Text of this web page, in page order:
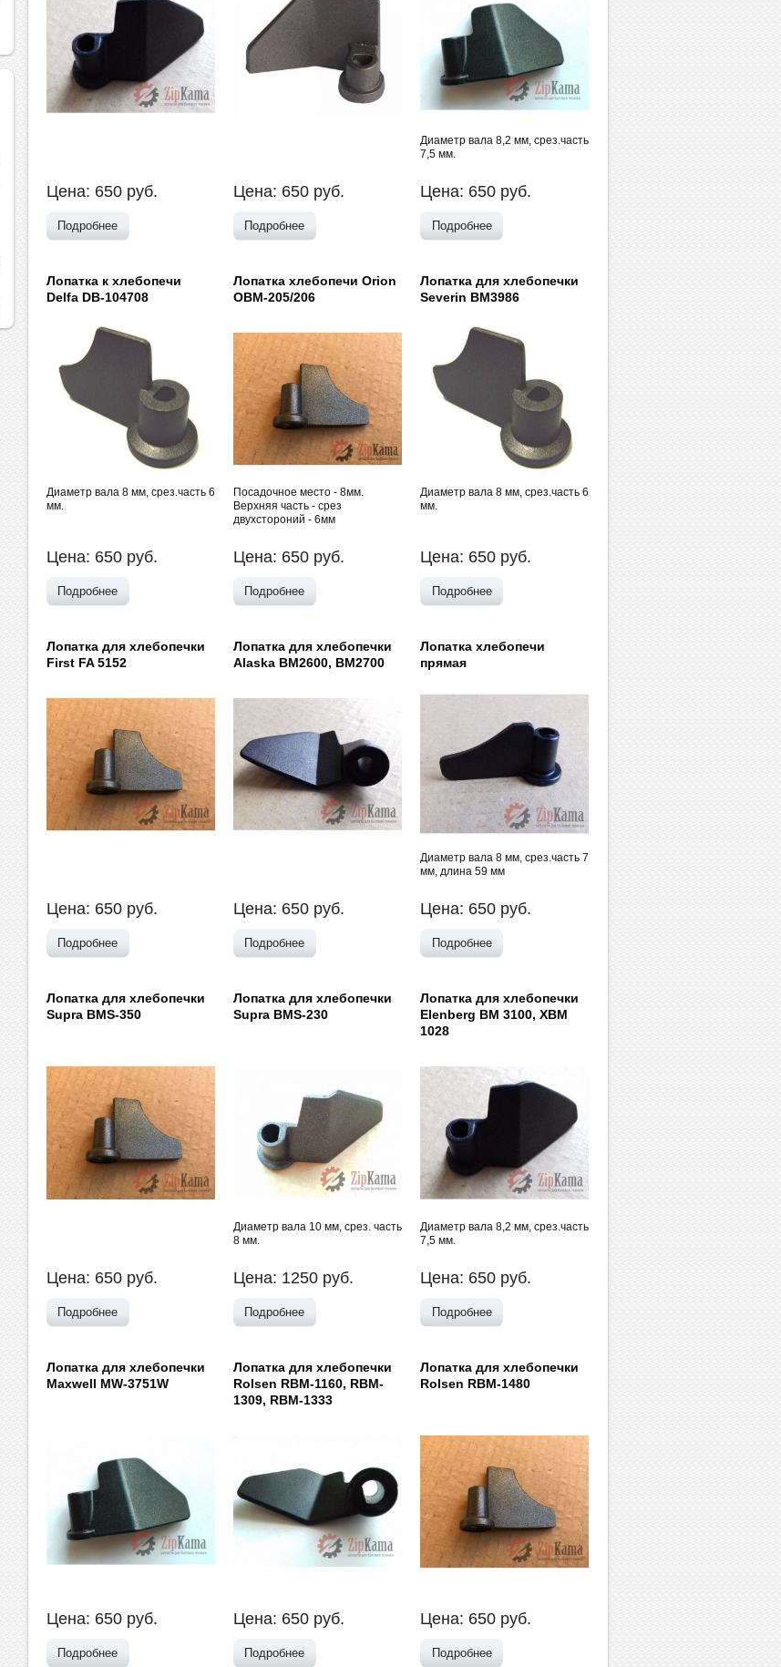
Цена: 650 руб.
Подробнее
Цена: 650 руб.
Подробнее
Диаметр вала 8,2 мм, срез.часть
7,5 мм.
Цена: 650 руб.
Подробнее
Лопатка к хлебопечи
Delfa DB-104708
Диаметр вала 8 мм, срез.часть 6
мм.
Цена: 650 руб.
Подробнее
Лопатка хлебопечи Orion
OBM-205/206
Посадочное место - 8мм.
Верхняя часть - срез
двухстороний - 6мм
Цена: 650 руб.
Подробнее
Лопатка для хлебопечки
Severin BM3986
Диаметр вала 8 мм, срез.часть 6
мм.
Цена: 650 руб.
Подробнее
Лопатка для хлебопечки
First FA 5152
Цена: 650 руб.
Подробнее
Лопатка для хлебопечки
Alaska BM2600, BM2700
Цена: 650 руб.
Подробнее
Лопатка хлебопечи
прямая
Диаметр вала 8 мм, срез.часть 7
мм, длина 59 мм
Цена: 650 руб.
Подробнее
Лопатка для хлебопечки
Supra BMS-350
Цена: 650 руб.
Подробнее
Лопатка для хлебопечки
Supra BMS-230
Диаметр вала 10 мм, срез. часть
8 мм.
Цена: 1250 руб.
Подробнее
Лопатка для хлебопечки
Elenberg BM 3100, XBM
1028
Диаметр вала 8,2 мм, срез.часть
7,5 мм.
Цена: 650 руб.
Подробнее
Лопатка для хлебопечки
Maxwell MW-3751W
Цена: 650 руб.
Подробнее
Лопатка для хлебопечки
Rolsen RBM-1160, RBM-
1309, RBM-1333
Цена: 650 руб.
Подробнее
Лопатка для хлебопечки
Rolsen RBM-1480
Цена: 650 руб.
Подробнее